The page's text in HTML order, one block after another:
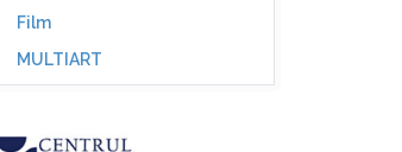
Film
MULTIART